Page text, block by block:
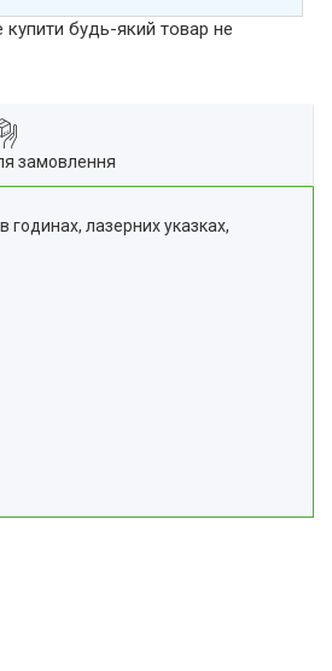
купити будь-який товар не
замовлення
лазерних указках,